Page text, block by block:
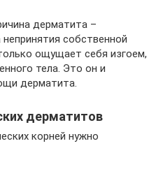
дерматита –
собственной
ощущает себя изгоем,
тела. Это он и
дерматита.
дерматитов
корней нужно